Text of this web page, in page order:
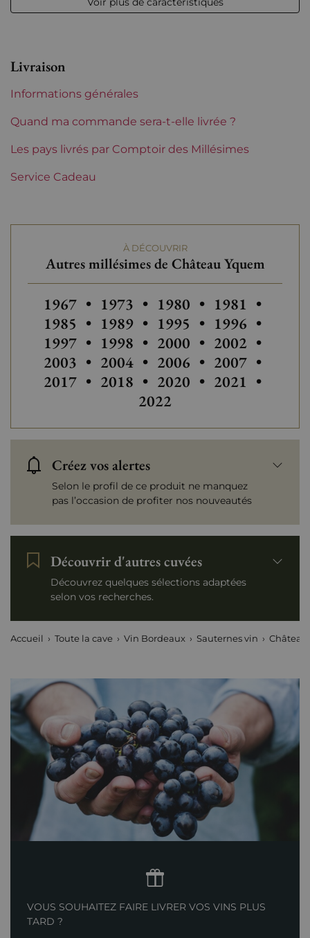
Niveau Bas goulot
Etiquette Parfaite
Région Bordeaux
Vins à maturité
Châteaux de
Bordeaux
Tranche de prix Plus de 150 €
Livraison
Informations générales
Quand ma commande sera-t-elle livrée ?
Les pays livrés par Comptoir des Millésimes
Service Cadeau
À DÉCOUVRIR
Autres millésimes de Château Yquem
Autres millésimes de Château Yquem
1967 • Autres millésimes de Château
1973 • Autres millésimes de
1980 • Autres
1981 •
1985 • Autres millésimes de Château
1989 • 1995 • Autres
1996 •
1997 • Autres millésimes de Château
1998 • Autres millésimes de
2000 • Autres
2002 •
2003 • Autres millésimes de Château
2004 • Autres millésimes de
2006 • Autres
2007 •
2017 • Autres millésimes de Château
2018 • 2020 • Autres
2021 •
2022
Créez vos alertes
Selon le profil de ce produit ne manquez
pas l’occasion de profiter nos nouveautés
Découvrir d'autres cuvées
Découvrez quelques sélections adaptées
selon vos recherches.
Accueil Toute la cave Vin Bordeaux Sauternes vin Château
VOUS SOUHAITEZ FAIRE LIVRER VOS VINS PLUS
TARD ?